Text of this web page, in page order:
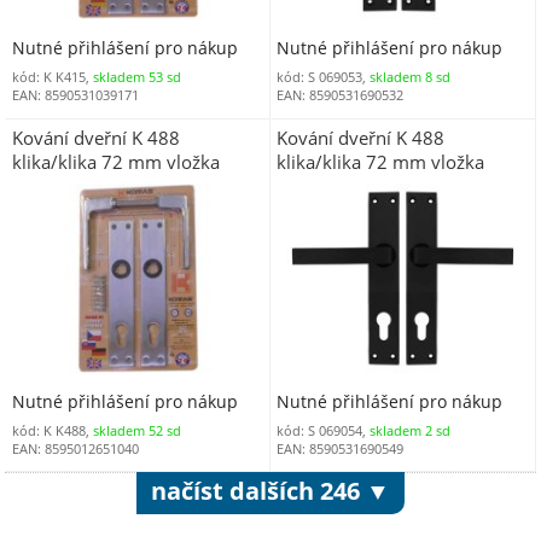
Nutné přihlášení pro nákup
kód: K K415, skladem 53 sd
EAN: 8590531039171
Nutné přihlášení pro nákup
kód: S 069053,skladem 8 sd
EAN: 8590531690532
Kování dveřní K 488
klika/klika 72 mm vložka
hliník blistr (69004)
Nutné přihlášení pro nákup
kód: K K488, skladem 52 sd
EAN: 8595012651040
Kování dveřní K 488
klika/klika 72 mm vložka
hliník černá mat blistr ESO
Nutné přihlášení pro nákup
kód: S 069054,skladem 2 sd
EAN: 8590531690549
načíst dalších 246 ▼